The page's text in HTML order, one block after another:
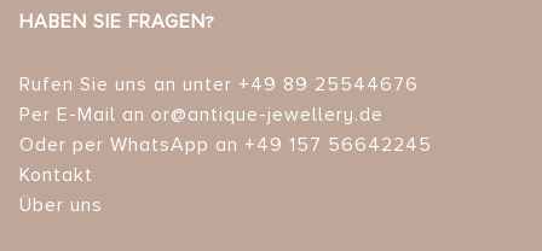
HABEN SIE FRAGEN?
Rufen Sie uns an unter +49 89 25544676
Per E-Mail an or@antique-jewellery.de
Oder per WhatsApp an +49 157 56642245
Kontakt
Über uns